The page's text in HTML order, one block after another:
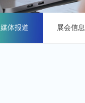
媒体报道 展会信息